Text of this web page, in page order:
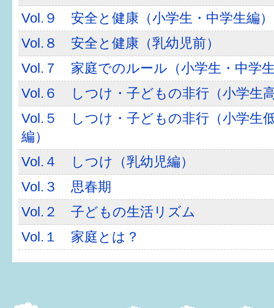
Vol.９ 安全と健康（小学生・中学生編）
Vol.８ 安全と健康（乳幼児前）
Vol.７ 家庭でのルール（小学生・中学
Vol.６ しつけ・子どもの非行（小学生
Vol.５ しつけ・子どもの非行（小学生
編）
Vol.４ しつけ（乳幼児編）
Vol.３ 思春期
Vol.２ 子どもの生活リズム
Vol.１ 家庭とは？
入園・入学
相談したい
さまざまな支援
子育てカレンダー
妊娠
出産〜3か月
3か月〜6か月
6か月〜1歳
1歳〜3歳